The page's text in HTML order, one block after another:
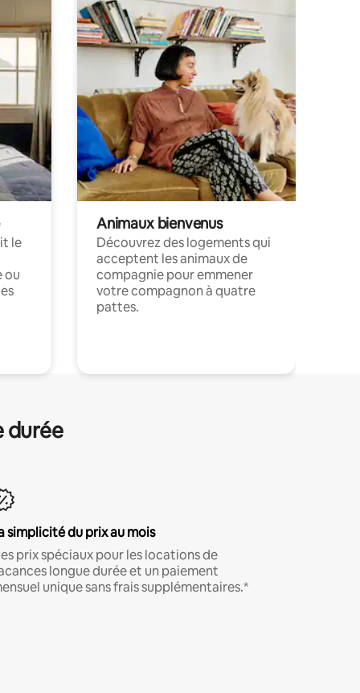
le
ou
Animaux bienvenus
Découvrez des logements qui
acceptent les animaux de
compagnie pour emmener
votre compagnon à quatre
pattes.
durée
simplicité du prix au mois
prix spéciaux pour les locations de
longue durée et un paiement
unique sans frais supplémentaires.*